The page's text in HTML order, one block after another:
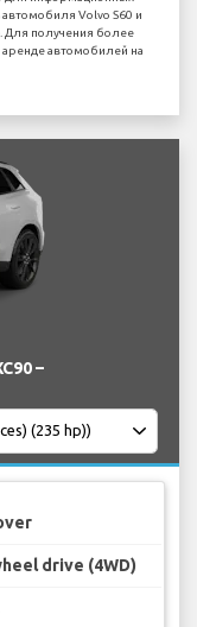
Volvo S60 и
Для получения более
автомобилей на
–
drive (4WD)